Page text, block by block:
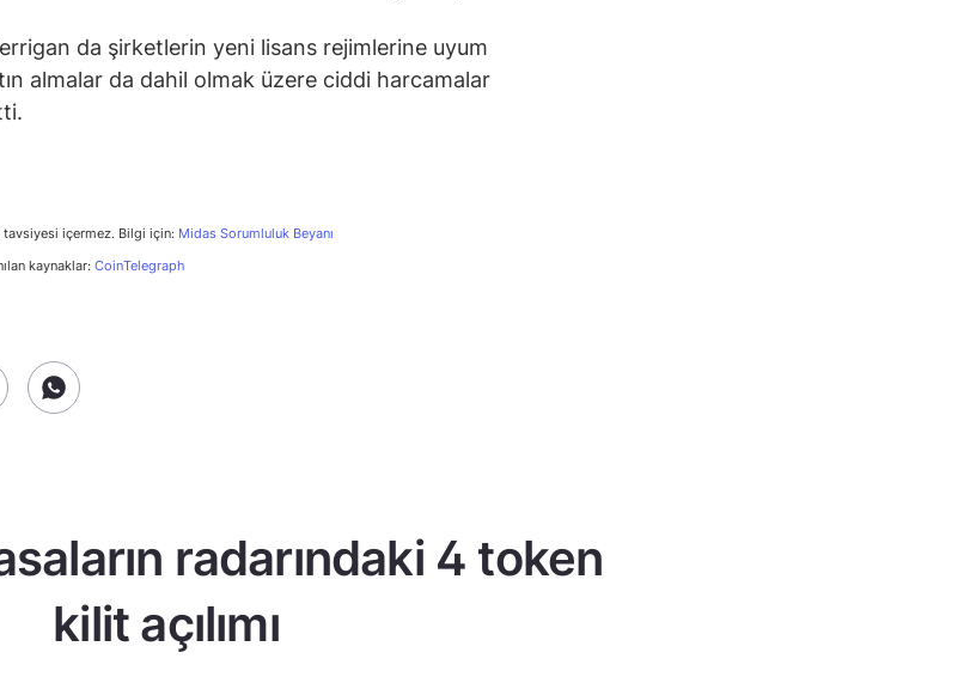
da şirketlerin yeni lisans rejimlerine uyum
almalar da dahil olmak üzere ciddi harcamalar
tavsiyesi içermez. Bilgi için: Midas Sorumluluk Beyanı
kaynaklar: CoinTelegraph
radarındaki 4 token
kilit açılımı